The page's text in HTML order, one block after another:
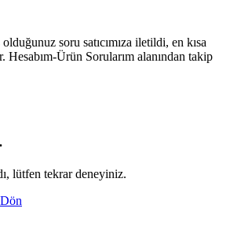
soru satıcımıza iletildi, en kısa
Hesabım-Ürün Sorularım alanından takip
lütfen tekrar deneyiniz.